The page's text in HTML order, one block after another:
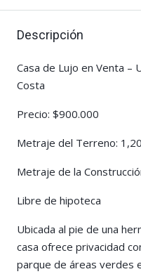
Descripción
Casa de Lujo en Venta –
Costa
Precio: $900.000
Metraje del Terreno:
Metraje de la
Libre de hipoteca
Ubicada al pie de una
casa ofrece privacidad
parque de áreas verdes